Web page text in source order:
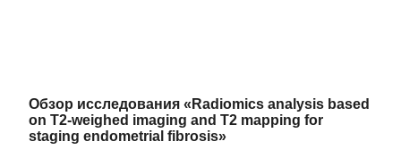
Обзор исследования «Radiomics analysis based
on T2-weighed imaging and T2 mapping for
staging endometrial fibrosis»